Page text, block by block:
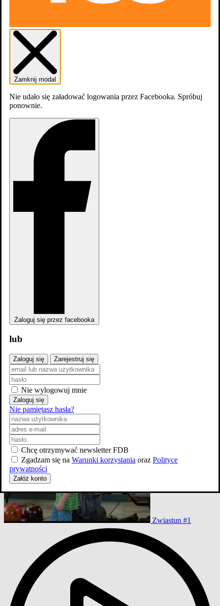
Zwiastun #1
Zamknij modal
Nie udało się załadować logowania przez Facebooka. Spróbuj
ponownie.
Zaloguj się przez facebooka
lub
Zaloguj się Zarejestruj się
Nie wylogowuj mnie
Zaloguj się
Nie pamiętasz hasła?
Chcę otrzymywać newsletter FDB
Zgadzam się na Warunki korzystania oraz Polityce
prywatności
Załóż konto